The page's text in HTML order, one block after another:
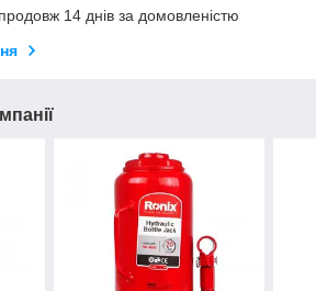
14 днів за домовленістю